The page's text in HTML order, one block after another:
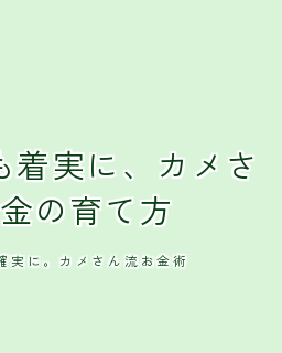
着実に、カメさ
の育て方
実に。カメさん流お金術